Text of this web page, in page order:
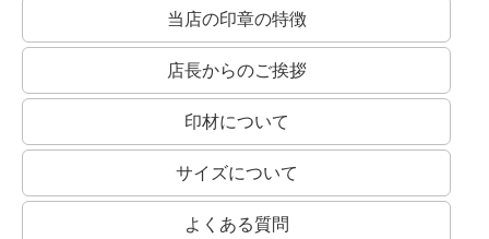
当店の印章の特徴
店長からのご挨拶
印材について
サイズについて
よくある質問